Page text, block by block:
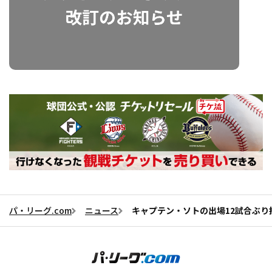
パ・リーグ.com ニュース キャプテン・ソトの出場12試合ぶ